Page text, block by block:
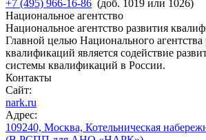
+7 (495) 966-16-86 (доб. 1019 или 1026)
Национальное агентство
Национальное агентство развития
Главной целью Национального агентства
квалификаций является содействие
системы квалификаций в России.
Контакты
Сайт:
nark.ru
Адрес:
109240, Москва, Котельническая